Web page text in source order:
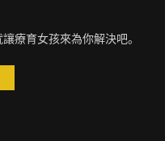
療育女孩來為你解決吧。